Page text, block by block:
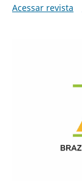
Acessar revista